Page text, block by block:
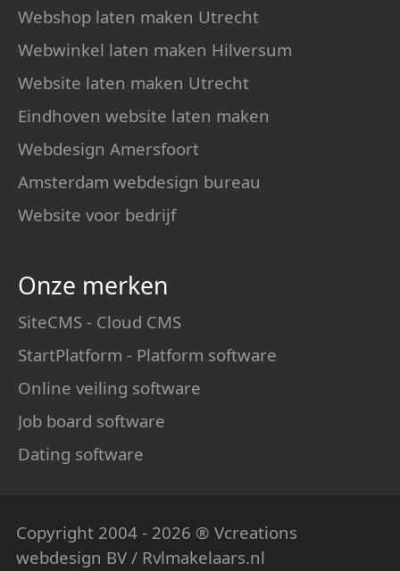
Webshop laten maken Utrecht
Webwinkel laten maken Hilversum
Website laten maken Utrecht
Eindhoven website laten maken
Webdesign Amersfoort
Amsterdam webdesign bureau
Website voor bedrijf
Onze merken
SiteCMS - Cloud CMS
StartPlatform - Platform software
Online veiling software
Job board software
Dating software
Copyright 2004 - 2026 ® Vcreations
webdesign BV / Rvlmakelaars.nl